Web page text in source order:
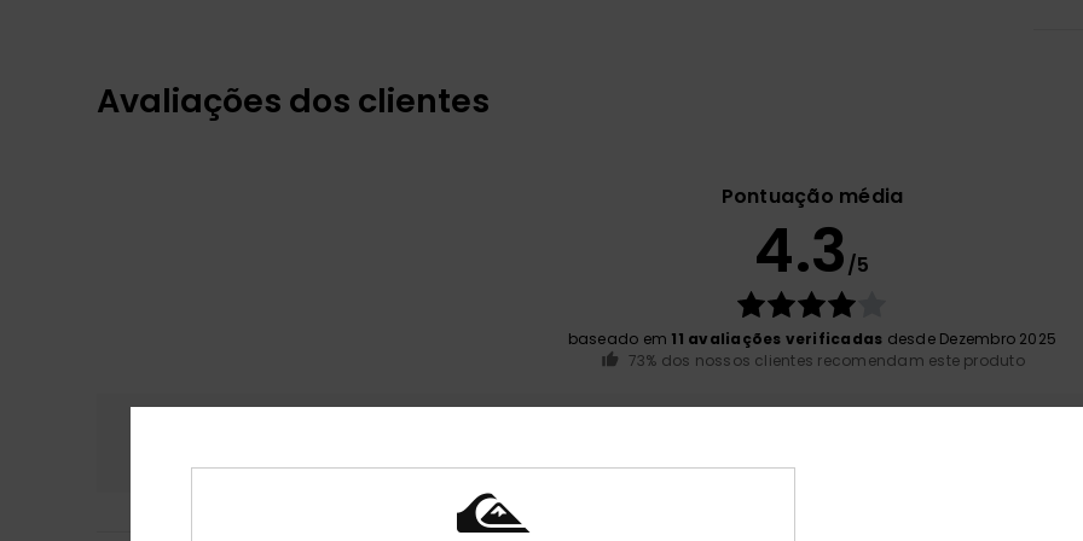
Avaliações dos clientes
Pontuação média
4.3/5
baseado em 11 avaliações verificadas desde Dezembro 2025
73% dos nossos clientes recomendam este produto